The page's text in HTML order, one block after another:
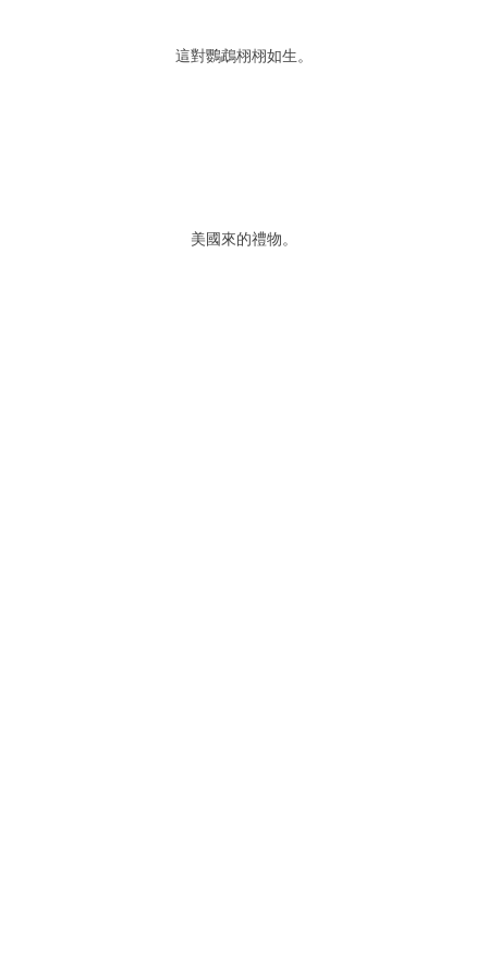
這對鸚鵡栩栩如生。
美國來的禮物。